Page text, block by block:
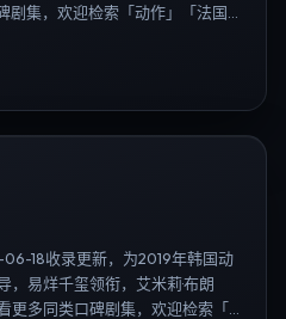
集，欢迎检索「动作」「法国」
日剧高清等长尾词。
18收录更新，为2019年韩国动
，易烊千玺领衔，艾米莉·布朗
更多同类口碑剧集，欢迎检索「动